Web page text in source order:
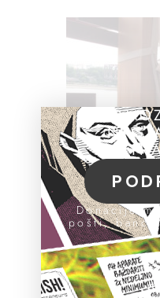
Donacije
pošti, banci